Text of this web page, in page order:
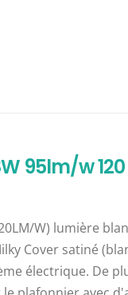
95lm/w
W) lumière
Cover satiné
électrique. De